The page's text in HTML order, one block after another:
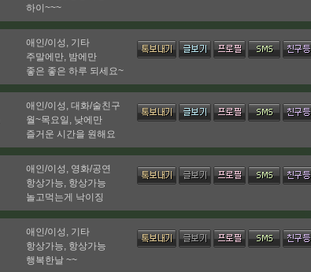
하이~~~
애인/이성, 기타
주말에만, 밤에만
좋은 좋은 하루 되세요~
애인/이성, 대화/술친구
월~목요일, 낮에만
즐거운 시간을 원해요
애인/이성, 영화/공연
항상가능, 항상가능
놀고먹는게 낙이징
애인/이성, 기타
항상가능, 항상가능
행복한날 ~~